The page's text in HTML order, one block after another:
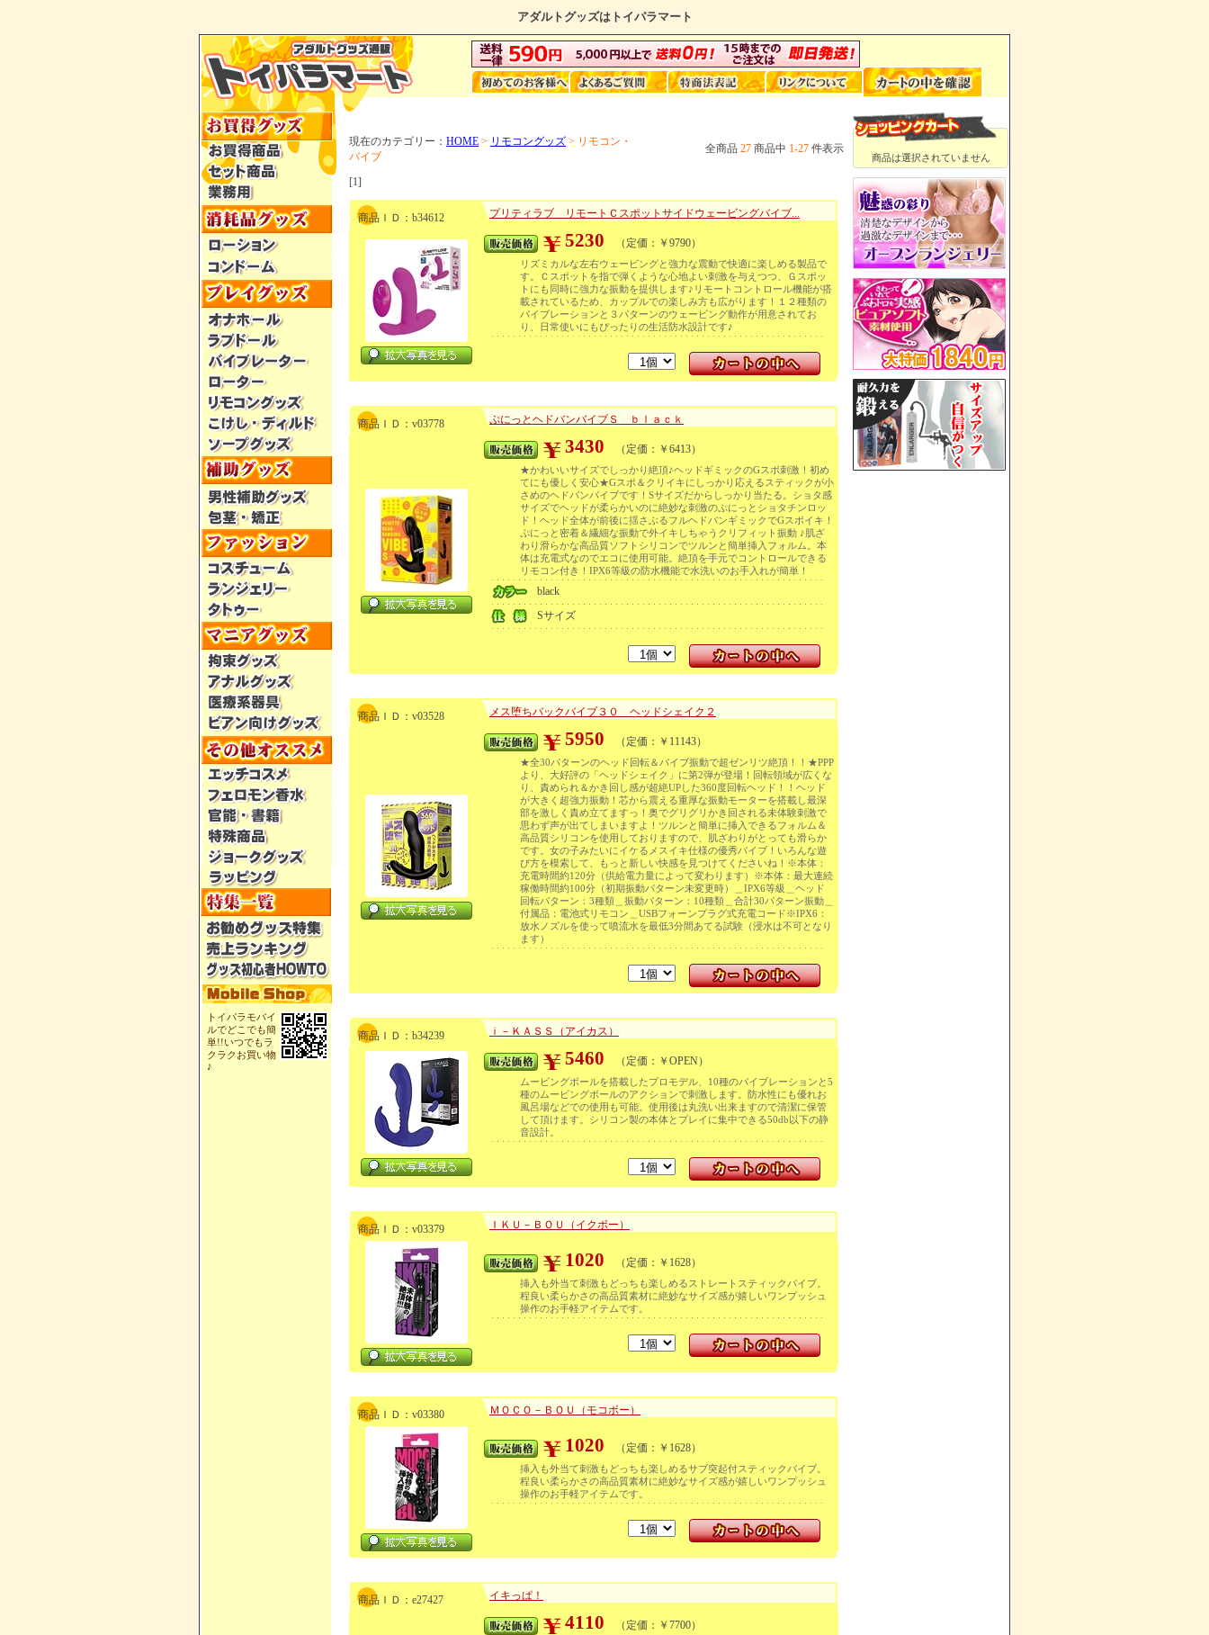
アダルトグッズはトイパラマート
トイパラモバイ
ルでどこでも簡
単!!いつでもラ
クラクお買い物
♪
現在のカテゴリー： HOME > リモコングッズ > リモコン・
バイブ
全商品 27 商品中 1-27 件表示
[1]
商品ＩＤ：b34612 プリティラブ リモートＣスポットサイドウェービングバイブ...
5230 （定価：￥9790）
リズミカルな左右ウェービングと強力な震動で快適に楽しめる製品で
す。Ｃスポットを指で弾くような心地よい刺激を与えつつ、Ｇスポッ
トにも同時に強力な振動を提供します♪リモートコントロール機能が搭
載されているため、カップルでの楽しみ方も広がります！１２種類の
バイブレーションと３パターンのウェービング動作が用意されてお
り、日常使いにもぴったりの生活防水設計です♪
商品ＩＤ：v03778 ぷにっとヘドバンバイブＳ ｂｌａｃｋ
3430 （定価：￥6413）
★かわいいサイズでしっかり絶頂♪ヘッドギミックのGスポ刺激！初め
てにも優しく安心★Gスポ＆クリイキにしっかり応えるスティックが小
さめのヘドバンバイブです！Sサイズだからしっかり当たる。ショタ感
サイズでヘッドが柔らかいのに絶妙な刺激のぷにっとショタチンロッ
ド！ヘッド全体が前後に揺さぶるフルヘドバンギミックでGスポイキ！
ぷにっと密着＆繊細な振動で外イキしちゃうクリフィット振動 ♪肌ざ
わり滑らかな高品質ソフトシリコンでツルンと簡単挿入フォルム。本
体は充電式なのでエコに使用可能。絶頂を手元でコントロールできる
リモコン付き！IPX6等級の防水機能で水洗いのお手入れが簡単！
black
Sサイズ
商品ＩＤ：v03528 メス堕ちバックバイブ３０ ヘッドシェイク２
5950 （定価：￥11143）
★全30パターンのヘッド回転＆バイブ振動で超ゼンリツ絶頂！！★PPP
より、大好評の「ヘッドシェイク」に第2弾が登場！回転領域が広くな
り、責められ＆かき回し感が超絶UPした360度回転ヘッド！！ヘッド
が大きく超強力振動！芯から震える重厚な振動モーターを搭載し最深
部を激しく責め立てますっ！奥でグリグリかき回される未体験刺激で
思わず声が出てしまいますよ！ツルンと簡単に挿入できるフォルム＆
高品質シリコンを使用しておりますので、肌ざわりがとっても滑らか
です。女の子みたいにイケるメスイキ仕様の優秀バイブ！いろんな遊
び方を模索して、もっと新しい快感を見つけてくださいね！※本体：
充電時間約120分（供給電力量によって変わります）※本体：最大連続
稼働時間約100分（初期振動パターン未変更時）＿IPX6等級＿ヘッド
回転パターン：3種類＿振動パターン：10種類＿合計30パターン振動＿
付属品：電池式リモコン＿USBフォーンプラグ式充電コード※IPX6：
放水ノズルを使って噴流水を最低3分間あてる試験（浸水は不可となり
ます）
商品ＩＤ：b34239 ｉ－ＫＡＳＳ（アイカス）
5460 （定価：￥OPEN）
ムービングボールを搭載したプロモデル、10種のバイブレーションと5
種のムービングボールのアクションで刺激します。防水性にも優れお
風呂場などでの使用も可能。使用後は丸洗い出来ますので清潔に保管
して頂けます。シリコン製の本体とプレイに集中できる50db以下の静
音設計。
商品ＩＤ：v03379 ＩＫＵ－ＢＯＵ（イクボー）
1020 （定価：￥1628）
挿入も外当て刺激もどっちも楽しめるストレートスティックバイブ。
程良い柔らかさの高品質素材に絶妙なサイズ感が嬉しいワンプッシュ
操作のお手軽アイテムです。
商品ＩＤ：v03380 ＭＯＣＯ－ＢＯＵ（モコボー）
1020 （定価：￥1628）
挿入も外当て刺激もどっちも楽しめるサブ突起付スティックバイブ。
程良い柔らかさの高品質素材に絶妙なサイズ感が嬉しいワンプッシュ
操作のお手軽アイテムです。
商品ＩＤ：e27427 イキっぱ！
4110 （定価：￥7700）
商品は選択されていません